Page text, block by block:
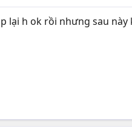
lại h ok rồi nhưng sau này